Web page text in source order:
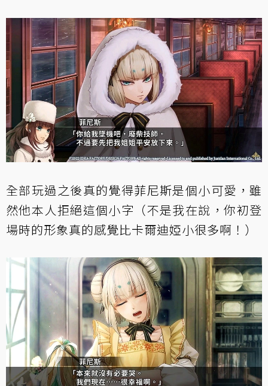
全部玩過之後真的覺得菲尼斯是個小可愛，雖
然他本人拒絕這個小字（不是我在說，你初登
場時的形象真的感覺比卡爾迪婭小很多啊！）